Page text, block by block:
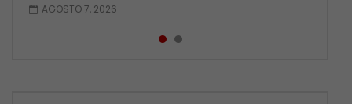
AGOSTO 7, 2026
AGOSTO 6, 2026